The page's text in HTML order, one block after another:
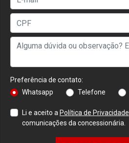
Preferência de contato:
Whatsapp
Telefone
Li e aceito a Política de Privacidade
comunicações da concessionária.